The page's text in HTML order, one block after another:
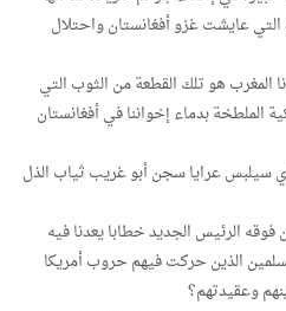
عايشت غزو أفغانستان واحتلال
المغرب هو تلك القطعة من الثوب التي
الملطخة بدماء إخواننا في أفغانستان
سيلبس عرايا سجن أبو غريب ثياب الذل
الرئيس الجديد خطابا يعدنا فيه
الذين حركت فيهم حروب أمريكا
وعقيدتهم؟